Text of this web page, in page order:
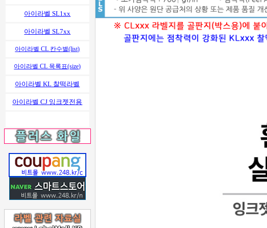
아이라벨 SL1xx
아이라벨 SL7xx
아이라벨 CL 칸수별(list)
아이라벨 CL 목록표(size)
아이라벨 KL 찰떡라벨
아이라벨 CJ 잉크젯전용